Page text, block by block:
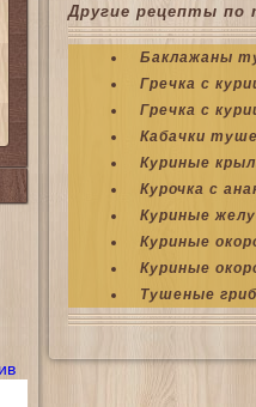
Другие рецепты по
Баклажаны
Гречка с
Гречка с
Кабачки
Куриные
Курочка с
Куриные
Куриные
Куриные
Тушеные